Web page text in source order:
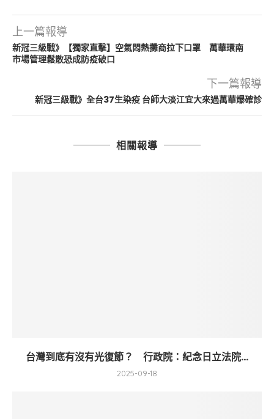
上一篇報導
新冠三級戰》【獨家直擊】空氣悶熱攤商拉下口罩 萬華環南
市場管理鬆散恐成防疫破口
下一篇報導
新冠三級戰》全台37生染疫 台師大淡江宜大來過萬華爆確診
相關報導
台灣到底有沒有光復節？ 行政院：紀念日立法院...
2025-09-18